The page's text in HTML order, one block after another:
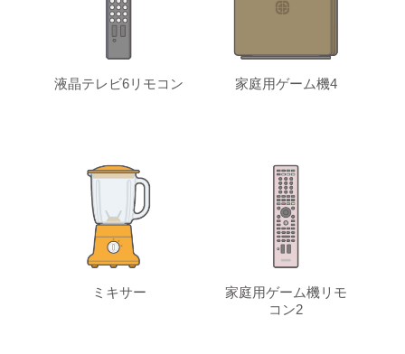
液晶テレビ6リモコン 家庭用ゲーム機4
ミキサー
家庭用ゲーム機リモ
コン2